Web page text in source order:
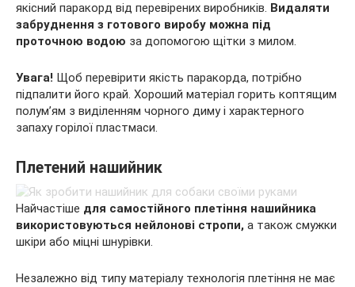
якісний паракорд від перевірених виробників. Видаляти
забруднення з готового виробу можна під
проточною водою за допомогою щітки з милом.
Увага! Щоб перевірити якість паракорда, потрібно
підпалити його край. Хороший матеріал горить коптящим
полум’ям з виділенням чорного диму і характерного
запаху горілої пластмаси.
Плетений нашийник
Найчастіше для самостійного плетіння нашийника
використовуються нейлонові стропи, а також смужки
шкіри або міцні шнурівки.
Незалежно від типу матеріалу технологія плетіння не має